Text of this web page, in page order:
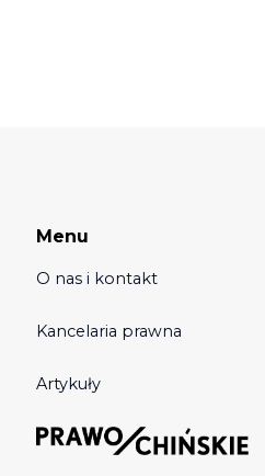
Menu
O nas i kontakt
Kancelaria prawna
Artykuły